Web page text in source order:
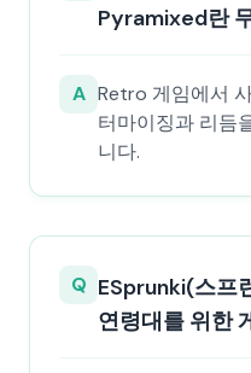
Pyramixed란
A Retro 게임에서
터마이징과 리듬
니다.
Q ESprunki(스프
연령대를 위한